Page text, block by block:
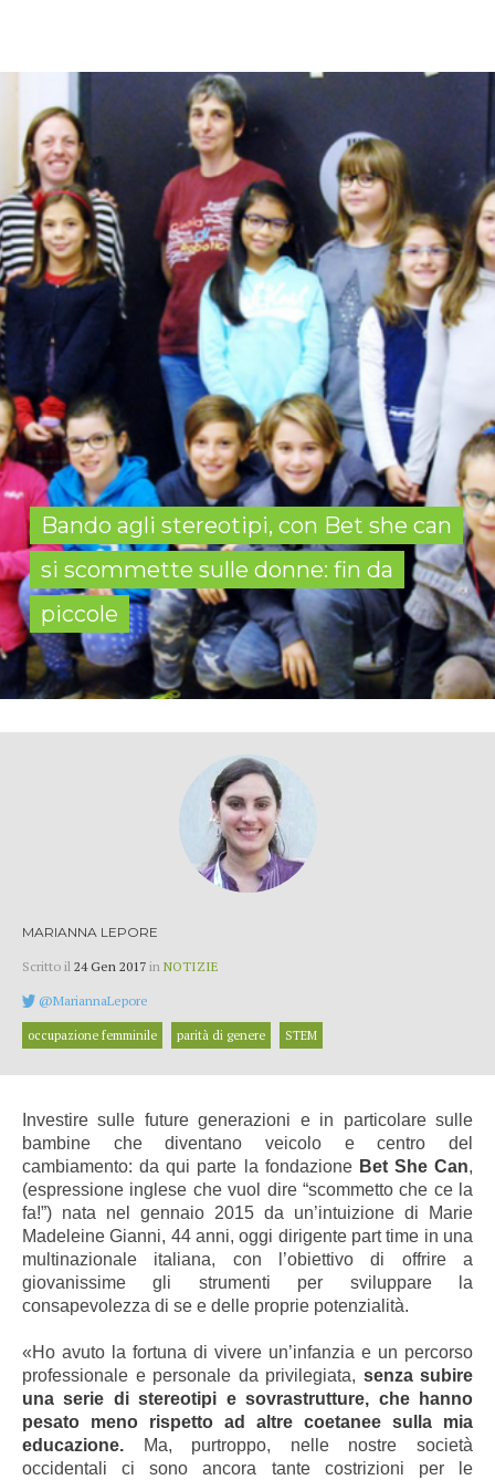
Bando agli stereotipi, con Bet she can
si scommette sulle donne: fin da
piccole
MARIANNA LEPORE
Scritto il 24 Gen 2017 in NOTIZIE
@MariannaLepore
occupazione femminile parità di genere STEM
Investire sulle future generazioni e in particolare sulle
bambine che diventano veicolo e centro del
cambiamento: da qui parte la fondazione Bet She Can,
(espressione inglese che vuol dire “scommetto che ce la
fa!”) nata nel gennaio 2015 da un’intuizione di Marie
Madeleine Gianni, 44 anni, oggi dirigente part time in una
multinazionale italiana, con l’obiettivo di offrire a
giovanissime gli strumenti per sviluppare la
consapevolezza di se e delle proprie potenzialità.
«Ho avuto la fortuna di vivere un’infanzia e un percorso
professionale e personale da privilegiata, senza subire
una serie di stereotipi e sovrastrutture, che hanno
pesato meno rispetto ad altre coetanee sulla mia
educazione. Ma, purtroppo, nelle nostre società
occidentali ci sono ancora tante costrizioni per le